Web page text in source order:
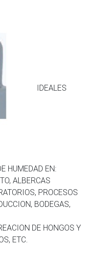
IDEALES
HUMEDAD EN:
ALBERCAS
PROCESOS
BODEGAS,
DE HONGOS Y
ETC.